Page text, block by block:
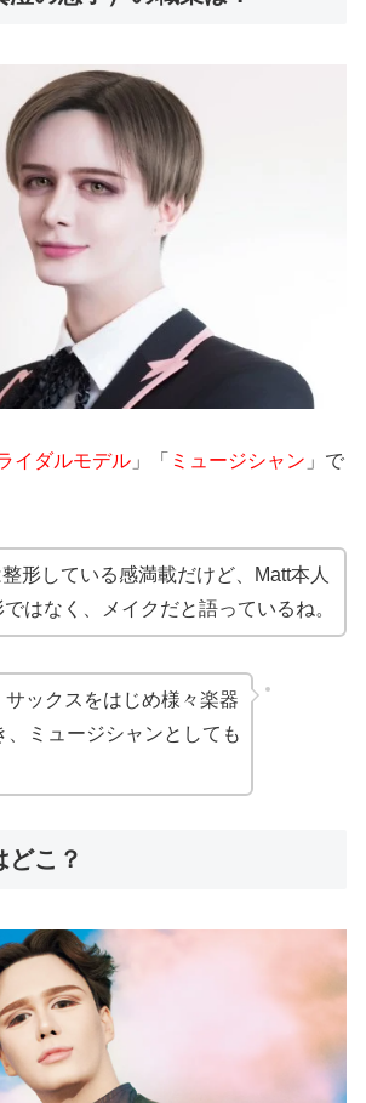
イダルモデル 」「 ミュージシャン 」で
整形している感満載だけど、Matt本人
はなく、メイクだと語っているね。
サックスをはじめ様々楽器
、ミュージシャンとしても
こ？